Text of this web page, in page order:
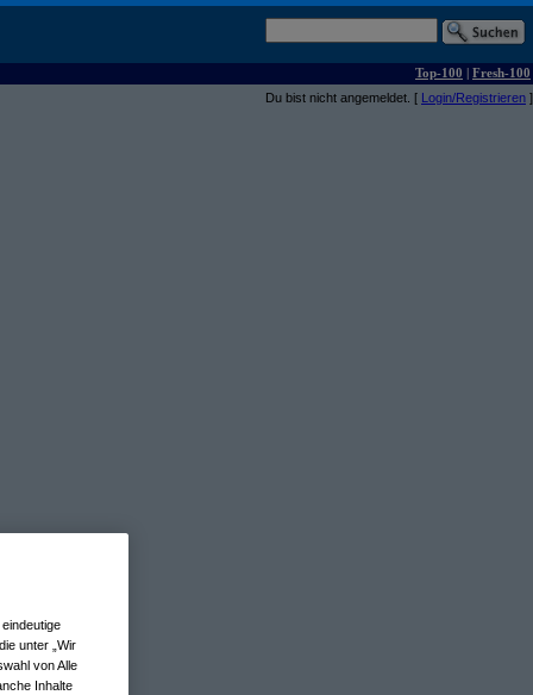
Top-100 | Fresh-100
Du bist nicht angemeldet. [ Login/Registrieren ]
unter „Wir
von Alle
Inhalte